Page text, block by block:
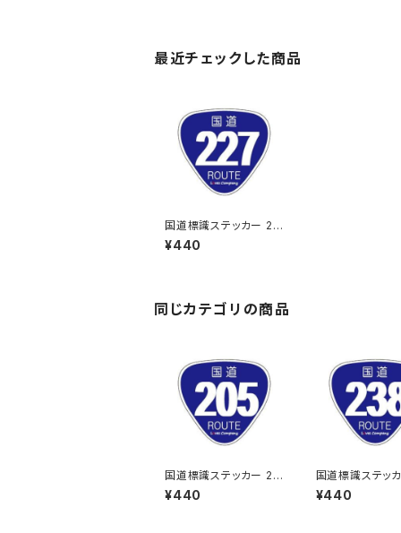
最近チェックした商品
国道標識ステッカー 22
7号線
¥440
同じカテゴリの商品
国道標識ステッカー 20
5号線
¥440
国道標識ステッ
8号線
¥440